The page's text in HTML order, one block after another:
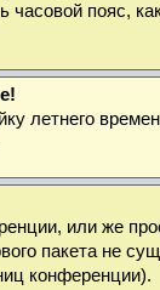
пояс,
летнего
или же
пакета не
конференции).